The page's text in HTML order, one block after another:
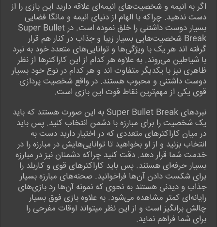
اگر به انیمه و شخصیت‌های انیمه‌ای علاقه دارید این بازی را از
دست ندهید. چراکه با الهام از دنیای انیمه و مانگا فضایی
بسیار دوست داشتنی را خلق نموده است. در Super Bullet
Break شخصیت‌هایی بسیار زیبا و جذاب در کنار هم قرار
گرفته اند هر یک با ویژگی‌ها و توانایی‌های متعدد خود به نبرد
با شیاطین می‌روند. به علاوه هر کدام از این کاراکترها از نظر
ظاهری نیز با یکدیگر متفاوت اند و هر کدام در نوع خود بسیار
دوست داشتنی و محبوب هستند. در واقع شخصیت پردازی
قوی یکی از مهم‌ترین نقاط قوت این بازی است.
نبردهای Super Bullet Break به این صورت هستند که باید
یک شخصیت را برای مبارزه با دشمن انتخاب کنید. پس باید
در میان کاراکترهای متعددی که در اختیار دارید دست به
انتخاب بزنید و از او بخواهید تا توانایی‌هایش در مبارزه را در
خدمت شما قرار دهد. دقت کنید چراکه دشمنان نیز در مبارزه
بسیار حرفه‌ای هستند. پس باید کاراکترهای قوی و کاربلد را
برای شکست دادن آن‌ها فراخوانید. صحنه‌های مبارزه بسیار
جذاب و دیدنی هستند به نحوی که نمونه آن‌ها رد بازی‌های
رایانه‌ای کمتر مشاهده می‌شود. به علاوه بازی فوق بسیار
چالش برانگیز است و از این نظر می‎تواند اوقات مفرحی را
برای شما فراهم نماید.